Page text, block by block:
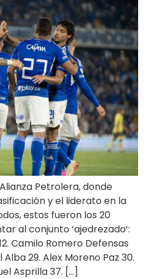
Petrolera, donde
y el liderato en la
estos fueron los 20
al conjunto ‘ajedrezado’:
Camilo Romero Defensas
29. Alex Moreno Paz 30.
Asprilla 37. […]